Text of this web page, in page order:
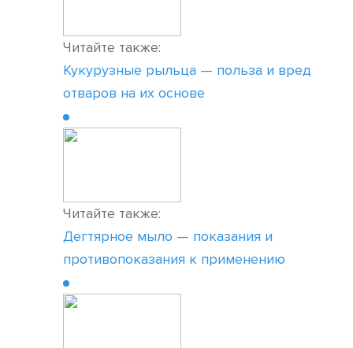
Читайте также:
Кукурузные рыльца — польза и вред
отваров на их основе
Читайте также:
Дегтярное мыло — показания и
противопоказания к применению